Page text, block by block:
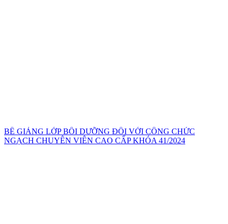
BẾ GIẢNG LỚP BỒI DƯỠNG ĐỐI VỚI CÔNG CHỨC
NGẠCH CHUYÊN VIÊN CAO CẤP KHÓA 41/2024